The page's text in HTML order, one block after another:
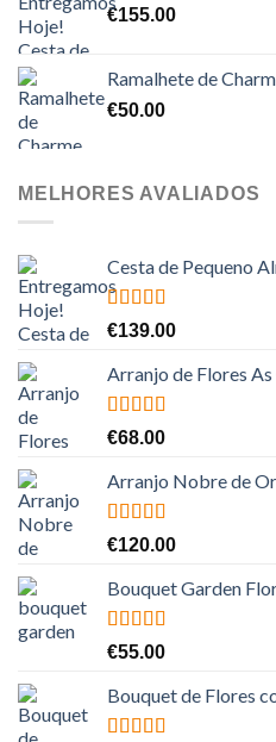
€155.00
Ramalhete de
€50.00
MELHORES AVALIADOS
Cesta de Pequeno
Avaliação
€139.00
Arranjo de Flores
Avaliação
€68.00
Arranjo Nobre de
Avaliação
€120.00
Bouquet Garden
Avaliação
€55.00
Bouquet de Flores